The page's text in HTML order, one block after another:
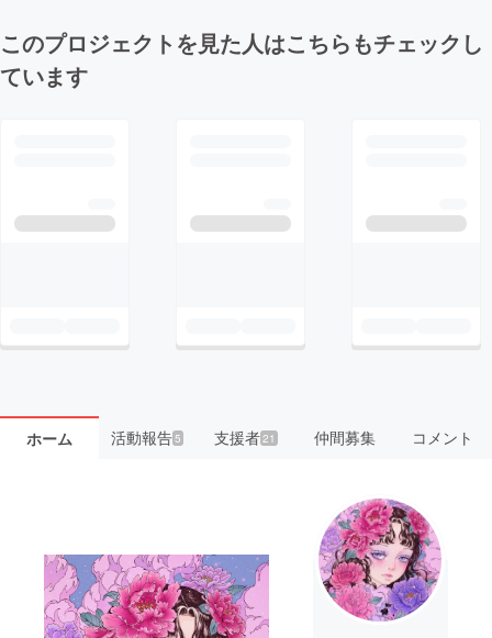
このプロジェクトを見た人はこちらもチェックし
ています
ホーム 活動報告5 支援者 21 仲間募集 コメント